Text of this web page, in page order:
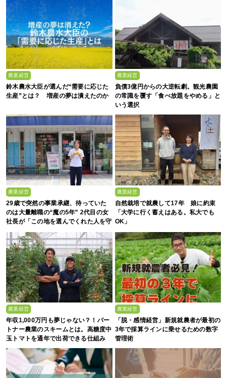
農業経営
鈴木農水大臣が選んだ“需要に応じた
生産”とは？ 増産の夢は潰えたのか
農業経営
負債3億円からの大逆転劇。観光農園
の常識を覆す「食べ放題をやめる」と
いう選択
農業経営
29歳で突然の事業承継、待っていた
のは大量離職の“魔の5年” 2代目の女
社長が「この地を選んでくれた人を守
農業経営
自然栽培で就農して17年 娘に約束
「大学に行く蓄えはある。私大でも
OK」
農業経営
年収1,000万円も夢じゃない？！パー
トナー農業のスキームとは。高糖度中
玉トマトを通年で出荷できる仕組み
農業経営
「脱・感情経営」新規就農者が最初の
3年で採算ラインに乗せるための数字
管理術